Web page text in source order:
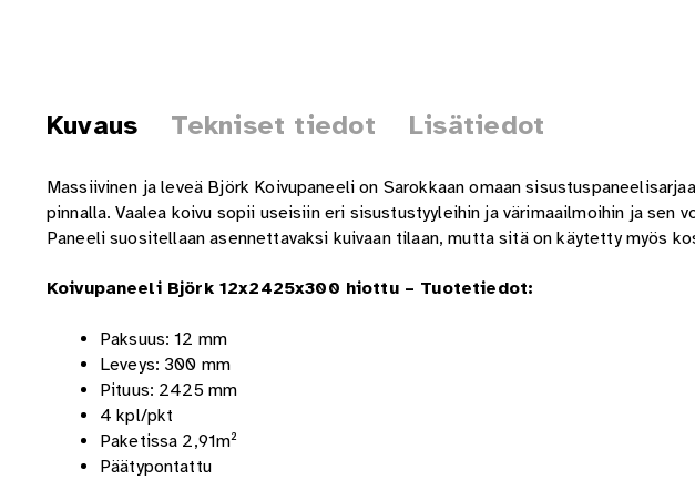
Kuvaus Tekniset tiedot Lisätiedot
Massiivinen ja leveä Björk Koivupaneeli on Sarokkaan omaan
pinnalla. Vaalea koivu sopii useisiin eri sisustustyyleihin ja värimaailmoihin ja sen
Paneeli suositellaan asennettavaksi kuivaan tilaan, mutta sitä on käytetty myös
Koivupaneeli Björk 12x2425x300 hiottu – Tuotetiedot:
Paksuus: 12 mm
Leveys: 300 mm
Pituus: 2425 mm
4 kpl/pkt
Paketissa 2,91m²
Päätypontattu